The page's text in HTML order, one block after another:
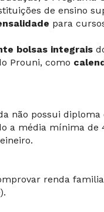
de ensino
para
bolsas integrais
Prouni, como
não possui
a média mínima
renda